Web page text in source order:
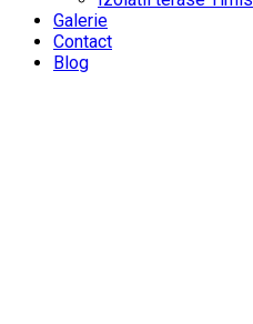
Galerie
Contact
Blog